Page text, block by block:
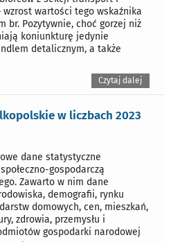
wartości tego wskaźnika
br. Pozytywnie, choć gorzej niż
koniunkturę jedynie
detalicznym, a także
Czytaj dalej
w liczbach 2023
dane statystyczne
gospodarczą
Zawarto w nim dane
demografii, rynku
domowych, cen, mieszkań,
zdrowia, przemysłu i
gospodarki narodowej